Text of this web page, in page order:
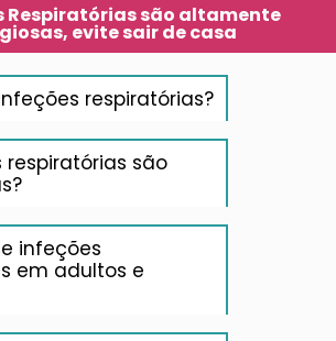
Respiratórias são altamente
evite sair de casa
respiratórias?
respiratórias são
infeções
em adultos e